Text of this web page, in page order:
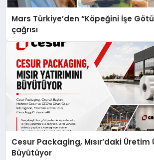
Mars Türkiye’den “Köpeğini İşe
çağrısı
Cesur Packaging, Mısır’daki Üretim
Büyütüyor